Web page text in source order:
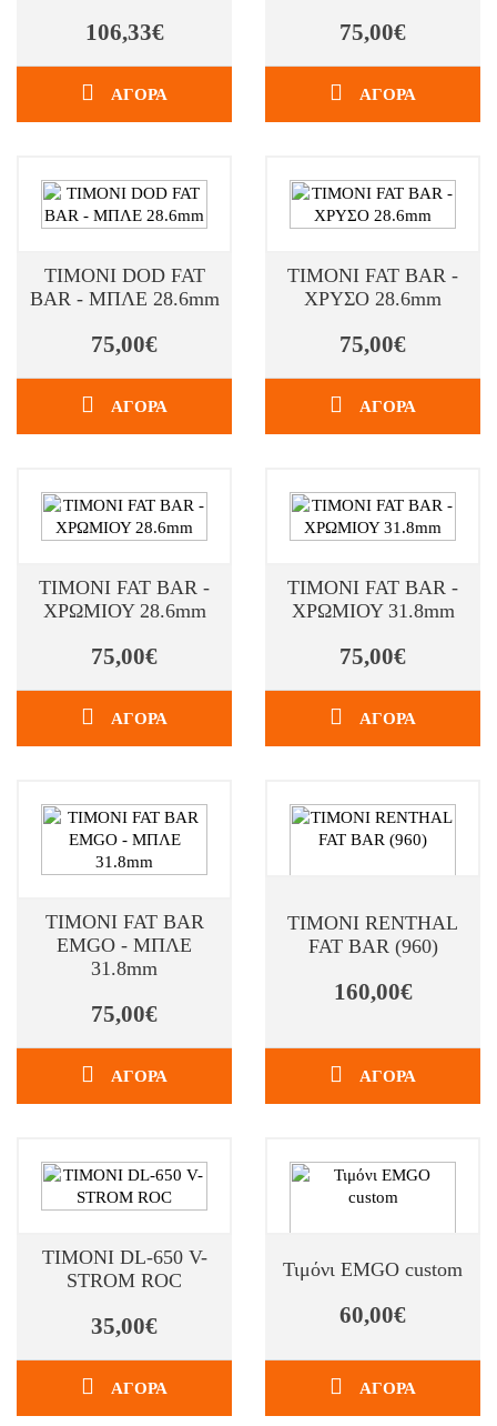
106,33€
ΑΓΟΡΑ
75,00€
ΑΓΟΡΑ
TIMONI DOD FAT
BAR - ΜΠΛΕ 28.6mm
75,00€
ΑΓΟΡΑ
TIMONI FAT BAR -
ΧΡΥΣΟ 28.6mm
75,00€
ΑΓΟΡΑ
TIMONI FAT BAR -
ΧΡΩΜΙΟΥ 28.6mm
75,00€
ΑΓΟΡΑ
TIMONI FAT BAR -
ΧΡΩΜΙΟΥ 31.8mm
75,00€
ΑΓΟΡΑ
TIMONI FAT BAR
EMGO - ΜΠΛΕ
31.8mm
75,00€
ΑΓΟΡΑ
TIMONI RENTHAL
FAT BAR (960)
160,00€
ΑΓΟΡΑ
ΤΙΜΟΝΙ DL-650 V-
STROM ROC
35,00€
ΑΓΟΡΑ
Τιμόνι EMGO custom
60,00€
ΑΓΟΡΑ